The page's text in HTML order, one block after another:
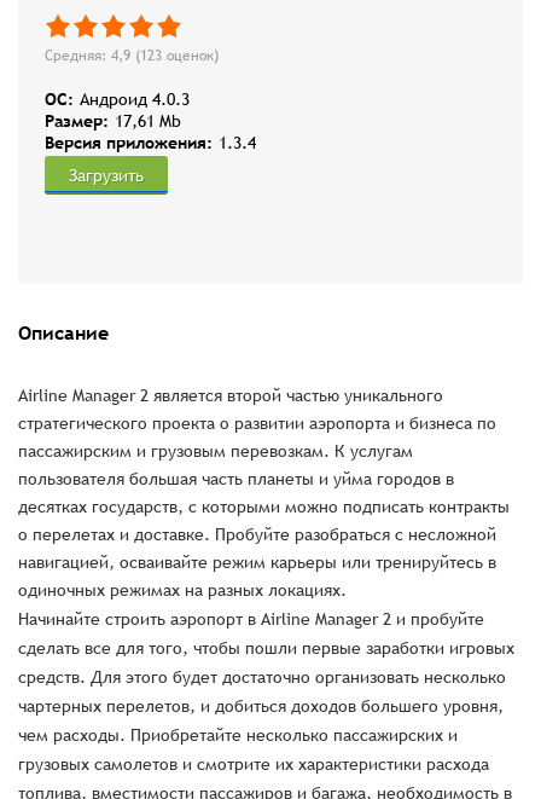
Средняя: 4,9 (123 оценок)
OC: Андроид 4.0.3
Размер: 17,61 Mb
Версия приложения: 1.3.4
Загрузить
Описание
Airline Manager 2 является второй частью уникального
стратегического проекта о развитии аэропорта и бизнеса по
пассажирским и грузовым перевозкам. К услугам
пользователя большая часть планеты и уйма городов в
десятках государств, с которыми можно подписать контракты
о перелетах и доставке. Пробуйте разобраться с несложной
навигацией, осваивайте режим карьеры или тренируйтесь в
одиночных режимах на разных локациях.
Начинайте строить аэропорт в Airline Manager 2 и пробуйте
сделать все для того, чтобы пошли первые заработки игровых
средств. Для этого будет достаточно организовать несколько
чартерных перелетов, и добиться доходов большего уровня,
чем расходы. Приобретайте несколько пассажирских и
грузовых самолетов и смотрите их характеристики расхода
топлива, вместимости пассажиров и багажа, необходимость в